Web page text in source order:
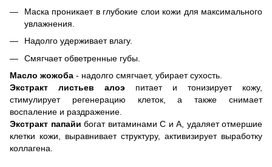
Маска проникает в глубокие слои кожи для максимального
увлажнения.
Надолго удерживает влагу.
Смягчает обветренные губы.
Масло жожоба - надолго смягчает, убирает сухость.
Экстракт листьев алоэ питает и тонизирует кожу,
стимулирует регенерацию клеток, а также снимает
воспаление и раздражение.
Экстракт папайи богат витаминами С и А, удаляет отмершие
клетки кожи, выравнивает структуру, активизирует выработку
коллагена.